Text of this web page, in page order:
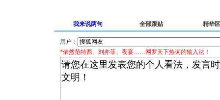
我来说两句 全部跟贴 精华区
用户：
*依然范特西、刘亦菲、夜宴……网罗天下热词的输入法！